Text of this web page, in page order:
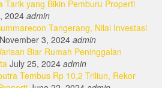
Tarik yang Bikin Pemburu Properti
2024 admin
Tangerang, Nilai Investasi
November 3, 2024 admin
Biar Rumah Peninggalan
July 25, 2024 admin
Tembus Rp 10,2 Triliun, Rekor